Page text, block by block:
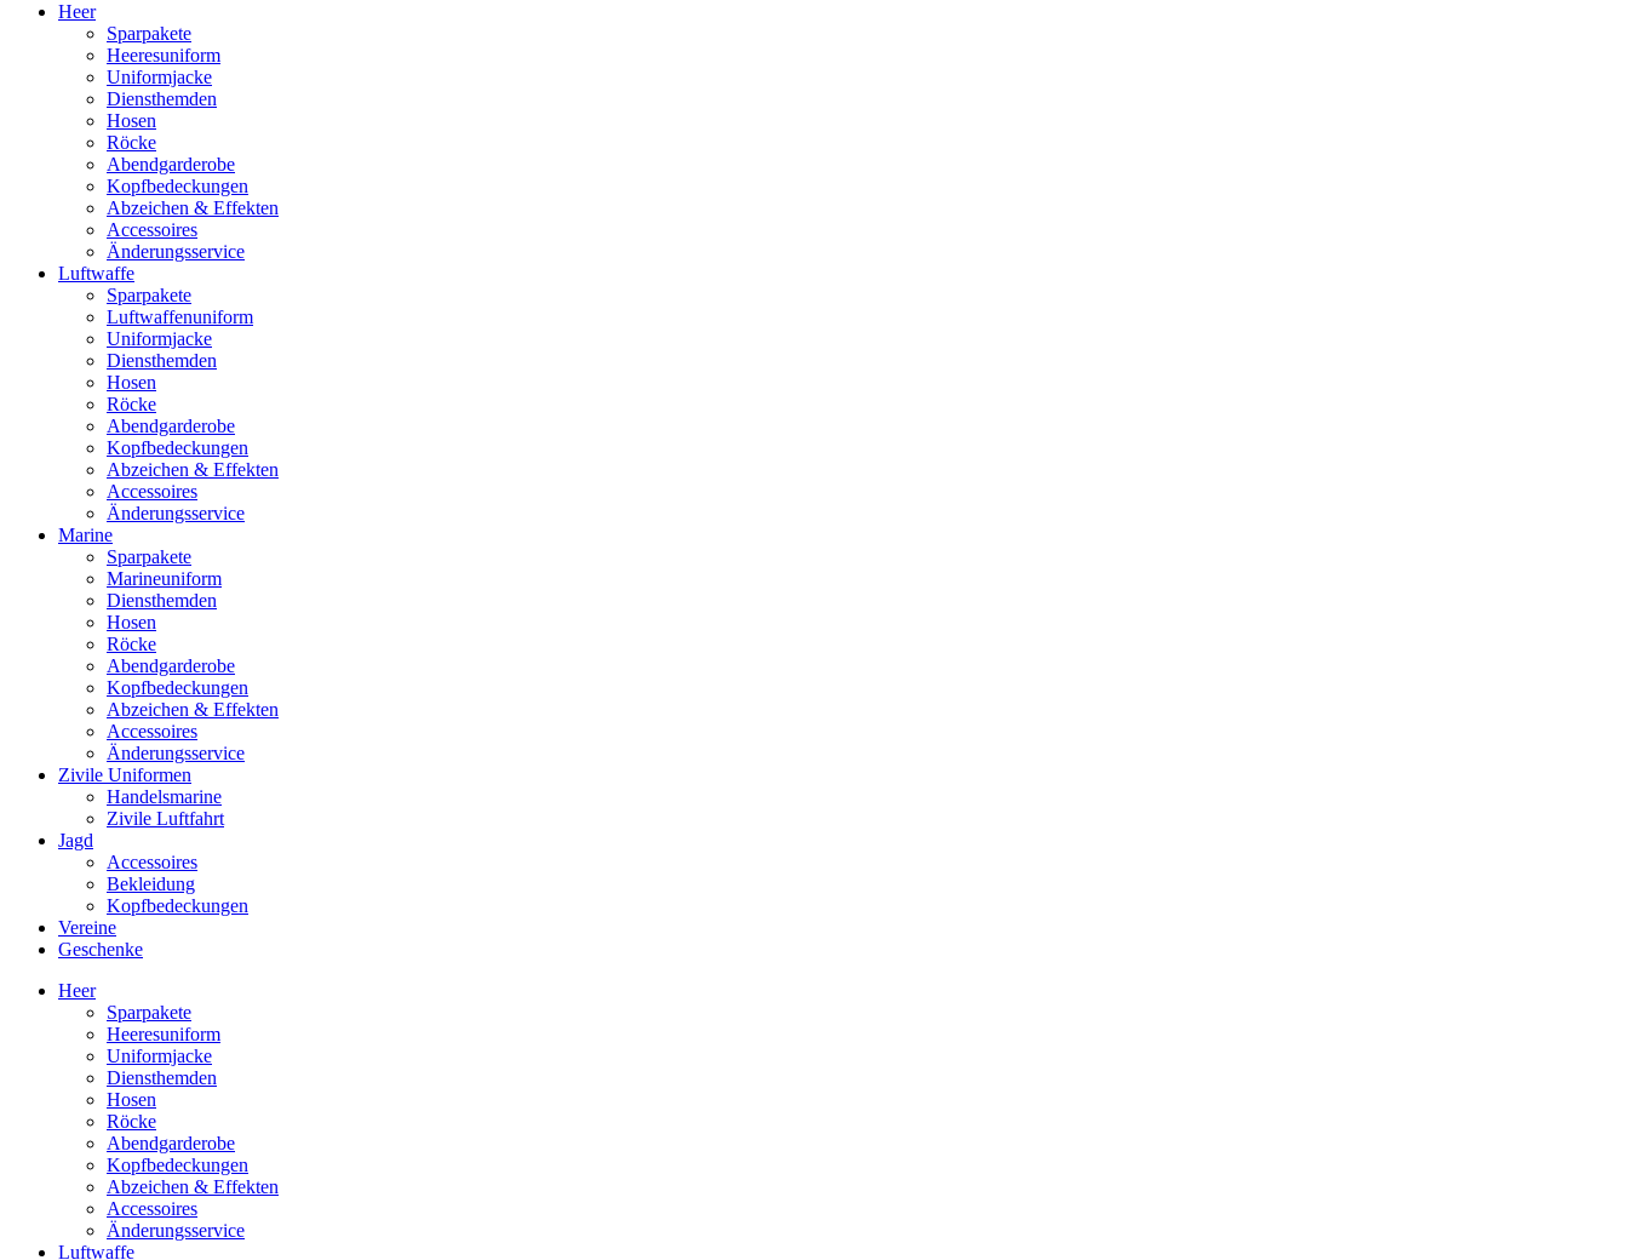
Heer
Sparpakete
Heeresuniform
Uniformjacke
Diensthemden
Hosen
Röcke
Abendgarderobe
Kopfbedeckungen
Abzeichen & Effekten
Accessoires
Änderungsservice
Luftwaffe
Sparpakete
Luftwaffenuniform
Uniformjacke
Diensthemden
Hosen
Röcke
Abendgarderobe
Kopfbedeckungen
Abzeichen & Effekten
Accessoires
Änderungsservice
Marine
Sparpakete
Marineuniform
Diensthemden
Hosen
Röcke
Abendgarderobe
Kopfbedeckungen
Abzeichen & Effekten
Accessoires
Änderungsservice
Zivile Uniformen
Handelsmarine
Zivile Luftfahrt
Jagd
Accessoires
Bekleidung
Kopfbedeckungen
Vereine
Geschenke
Heer
Sparpakete
Heeresuniform
Uniformjacke
Diensthemden
Hosen
Röcke
Abendgarderobe
Kopfbedeckungen
Abzeichen & Effekten
Accessoires
Änderungsservice
Luftwaffe